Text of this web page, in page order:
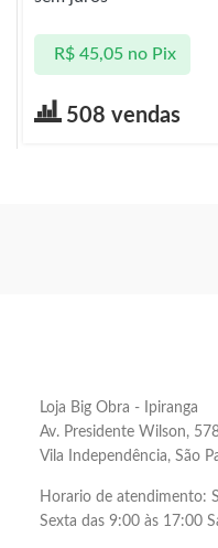
R$45,05 no Pix
508 vendas
Loja Big Obra - Ipiranga
Av. Presidente Wilson,
Vila Independência, São
Horario de atendimento:
Sexta das 9:00 às 17:00